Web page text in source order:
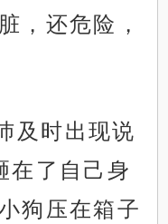
，还危险，
及时出现说
在了自己身
狗压在箱子